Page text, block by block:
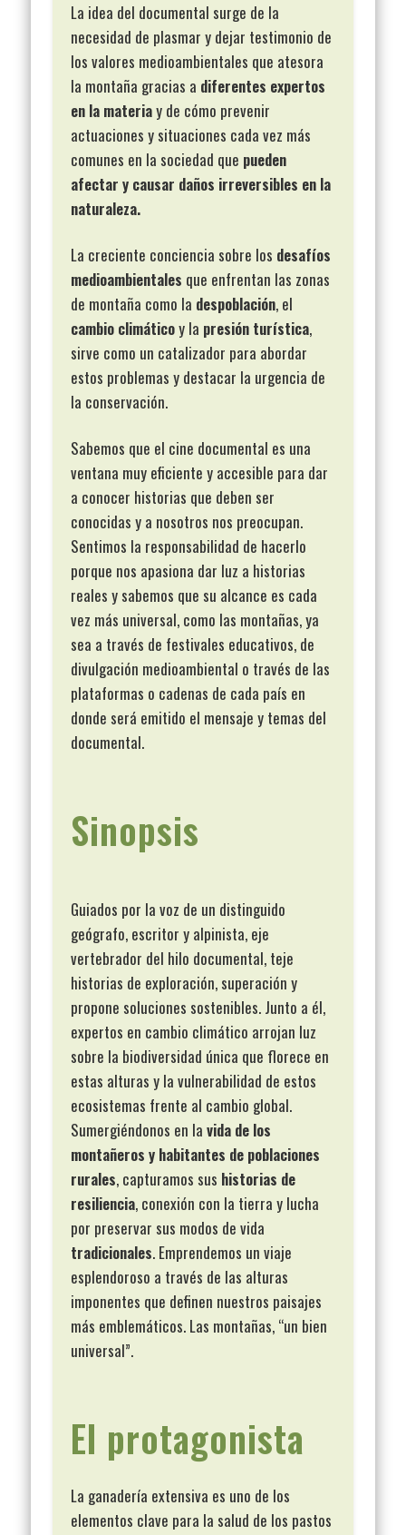
La idea del documental surge de la
necesidad de plasmar y dejar testimonio de
los valores medioambientales que atesora
la montaña gracias a diferentes expertos
en la materiay de cómo prevenir
actuaciones y situaciones cada vez más
comunes en la sociedad que pueden
afectar y causar daños irreversibles en la
naturaleza.
La creciente conciencia sobre los desafíos
medioambientales que enfrentan las zonas
de montaña como la despoblación, el
cambio climáticoy la presión turística,
sirve como un catalizador para abordar
estos problemas y destacar la urgencia de
la conservación.
Sabemos que el cine documental es una
ventana muy eficiente y accesible para dar
a conocer historias que deben ser
conocidas y a nosotros nos preocupan.
Sentimos la responsabilidad de hacerlo
porque nos apasiona dar luz a historias
reales y sabemos que su alcance es cada
vez más universal, como las montañas, ya
sea a través de festivales educativos, de
divulgación medioambiental o través de las
plataformas o cadenas de cada país en
donde será emitido el mensaje y temas del
documental.
Sinopsis
Guiados por la voz de un distinguido
geógrafo, escritor y alpinista, eje
vertebrador del hilo documental, teje
historias de exploración, superación y
propone soluciones sostenibles. Junto a él,
expertos en cambio climático arrojan luz
sobre la biodiversidad única que florece en
estas alturas y la vulnerabilidad de estos
ecosistemas frente al cambio global.
Sumergiéndonos en lavida de los
montañeros y habitantes de poblaciones
rurales, capturamos sus historias de
resiliencia, conexión con la tierra y lucha
por preservar sus modos de vida
tradicionales. Emprendemos un viaje
esplendoroso a través de las alturas
imponentes que definen nuestros paisajes
más emblemáticos. Las montañas, “un bien
universal”.
El protagonista
La ganadería extensiva es uno de los
elementos clave para la salud de los pastos